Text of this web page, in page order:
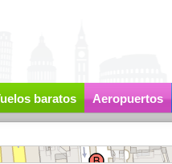
baratos Aeropuertos